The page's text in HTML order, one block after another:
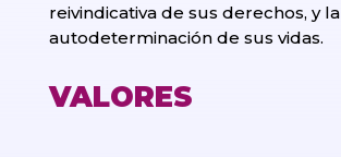
reivindicativa de sus derechos, y la
autodeterminación de sus vidas.
VALORES